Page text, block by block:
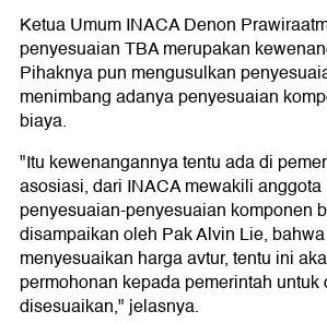
Ketua Umum INACA Denon
penyesuaian TBA merupakan
Pihaknya pun mengusulkan
menimbang adanya penyesuaian
biaya.
"Itu kewenangannya tentu ada di
asosiasi, dari INACA mewakili
penyesuaian-penyesuaian komponen
disampaikan oleh Pak Alvin Lie,
menyesuaikan harga avtur, tentu ini
permohonan kepada pemerintah untuk
disesuaikan," jelasnya.